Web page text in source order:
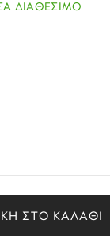
ΔΙΑΘΕΣΙΜΟ
ΣΤΟ ΚΑΛΑΘΙ